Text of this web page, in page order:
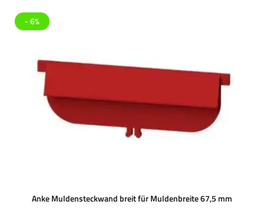
- 6%
Anke Muldensteckwand breit für Muldenbreite 67,5 mm